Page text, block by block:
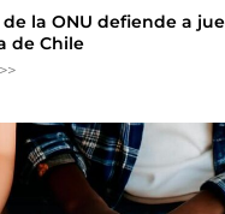
de la ONU defiende a
de Chile